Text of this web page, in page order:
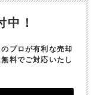
中！
のプロが有利な売却
料でご対応いたし